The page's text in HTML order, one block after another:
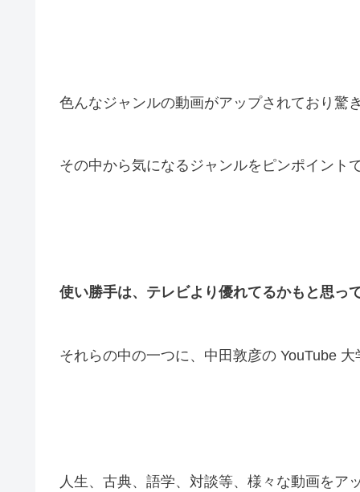
色んなジャンルの動画がアップされており驚
その中から気になるジャンルをピンポイント
使い勝手は、テレビより優れてるかもと思っ
それらの中の一つに、中田敦彦の YouTube
人生、古典、語学、対談等、様々な動画をア